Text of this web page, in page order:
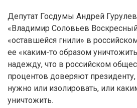
Депутат Госдумы Андрей
«Владимир Соловьев
«оставшейся гнили» в
ее «каким-то образом
надежду, что в российском
процентов доверяют
нужно или изолировать, или
уничтожить.